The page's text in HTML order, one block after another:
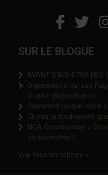
Ce
SUR LE BLOGUE
AVANT D’ACHETER DES
Organisation sur Les
à votre disposition 👉Ce
Comment réussir votre
Choisir la biodiversité
NGA Construction /
carboneutres !Ce lien
Voir tous les articles »Ce